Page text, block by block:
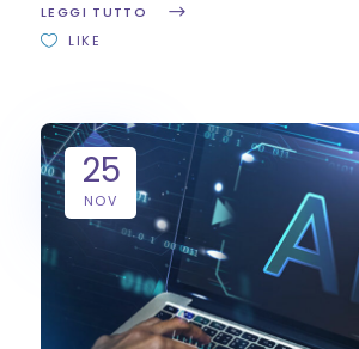
LEGGI TUTTO
LIKE
25
NOV